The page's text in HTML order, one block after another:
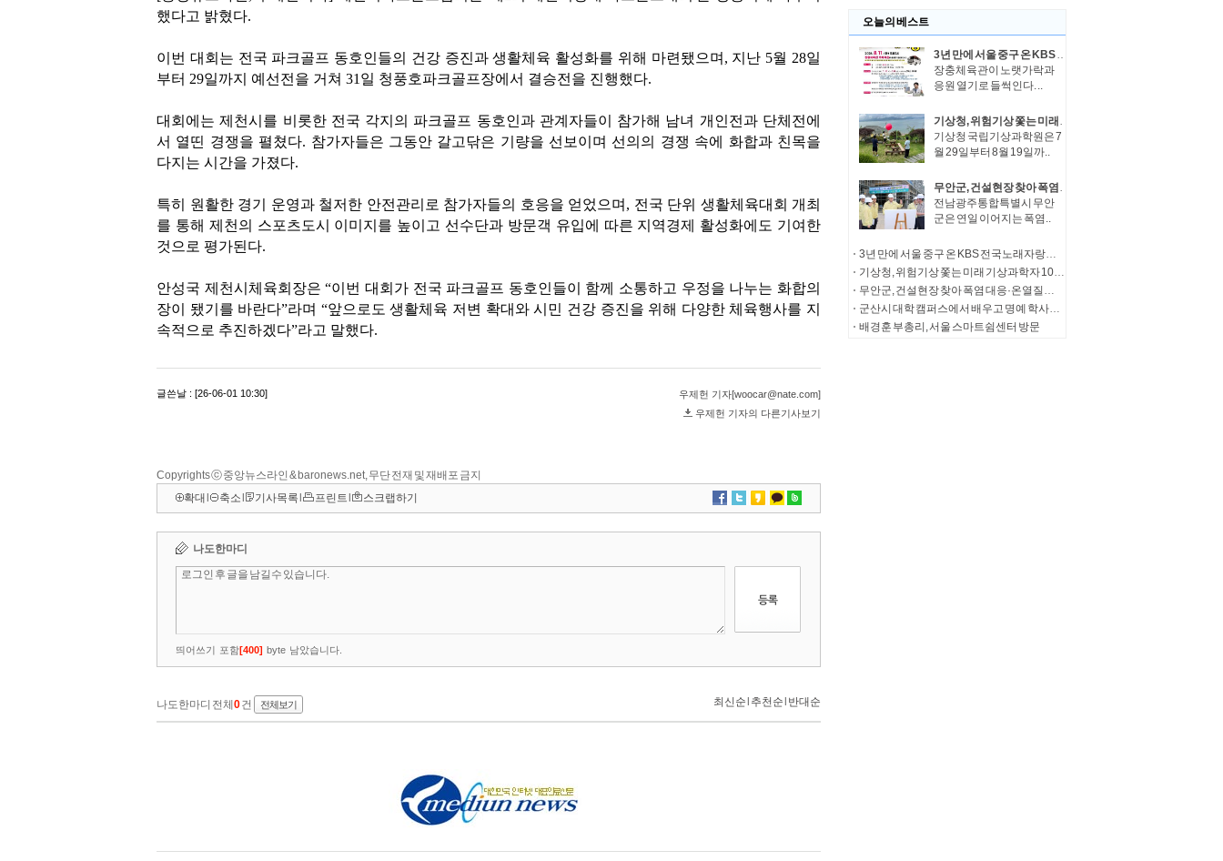
Copyrights ⓒ 중앙뉴스라인 & baronews.net, 무단 전재 및 재배포 금지
확대
축소 기사목록 프린트 스크랩하기
오늘의 베스트
3년 만에 서울 중구 온 KBS 전국노래자랑…11일 장충체육관서 공개녹화 열려
장충체육관이 노랫가락과
응원 열기로 들썩인다. ..
기상청, 위험기상 쫓는 미래 기상과학자 100인 수도권 하늘 아래 모인다!
기상청 국립기상과학원은 7
월 29일부터 8월 19일까..
무안군, 건설현장 찾아 폭염 대응·온열질환 예방 총력
전남광주통합특별시 무안
군은 연일 이어지는 폭염..
3년 만에 서울 중구 온 KBS 전국노래자랑…11일 장충체육관서 공개녹화 열려
기상청, 위험기상 쫓는 미래 기상과학자 100인 수도권 하늘 아래 모인다!
무안군, 건설현장 찾아 폭염 대응·온열질환 예방 총력
군산시 대학 캠퍼스에서 배우고 명예 학사학위까지
배경훈 부총리, 서울 스마트쉼센터 방문